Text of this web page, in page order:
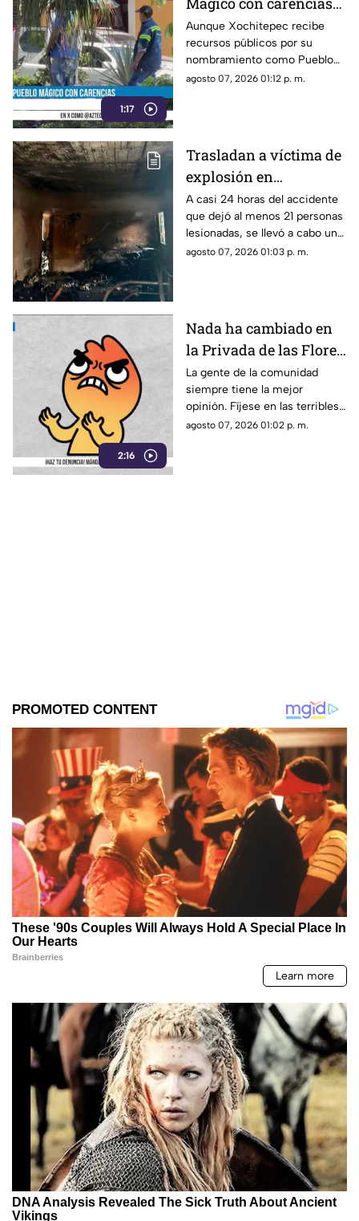
1:17
en la zona Centro
Aunque Xochitepec recibe
recursos públicos por su
nombramiento como Pueblo
Mágico, en el primer cuadro
agosto 07, 2026 01:12 p. m.
Trasladan a víctima de
explosión en
Cuernavaca a hospital
especializado
A casi 24 horas del accidente
que dejó al menos 21 personas
lesionadas, se llevó a cabo un
traslado aéreo de una de las
agosto 07, 2026 01:03 p. m.
2:16
Nada ha cambiado en
la Privada de las Flores
de Tepoztlán,
ciudadanos viven sin
pavimento ni drenaje
La gente de la comunidad
siempre tiene la mejor
opinión. Fíjese en las terribles
condiciones en las que viven
agosto 07, 2026 01:02 p. m.